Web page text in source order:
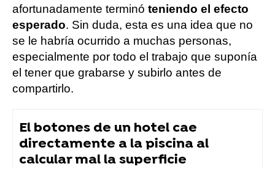
afortunadamente terminó teniendo el efecto
esperado. Sin duda, esta es una idea que no
se le habría ocurrido a muchas personas,
especialmente por todo el trabajo que suponía
el tener que grabarse y subirlo antes de
compartirlo.
El botones de un hotel cae
directamente a la piscina al
calcular mal la superficie